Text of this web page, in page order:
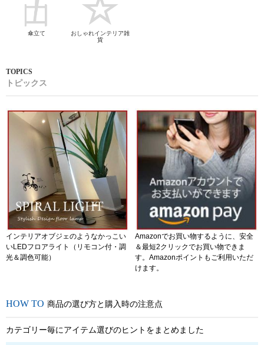
傘立て
おしゃれインテリア雑
貨
トピックス
インテリアオブジェのようなかっこい
いLEDフロアライト（リモコン付・調
光＆調色可能）
Amazonでお買い物するように、安全
＆最短2クリックでお買い物できま
す。Amazonポイントもご利用いただ
けます。
商品の選び方と購入時の注意点
カテゴリー毎にアイテム選びのヒントをまとめました